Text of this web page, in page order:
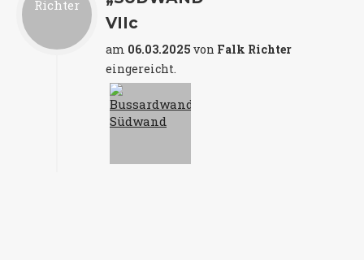
VIIc
am 06.03.2025 von Falk Richter
eingereicht.